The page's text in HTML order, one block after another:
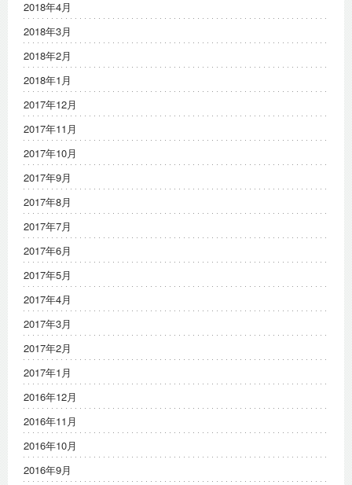
2018年4月
2018年3月
2018年2月
2018年1月
2017年12月
2017年11月
2017年10月
2017年9月
2017年8月
2017年7月
2017年6月
2017年5月
2017年4月
2017年3月
2017年2月
2017年1月
2016年12月
2016年11月
2016年10月
2016年9月